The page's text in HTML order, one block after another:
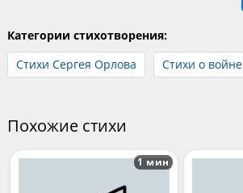
Категории стихотворения:
Стихи Сергея Орлова
Стихи о войне
Похожие стихи
1 мин